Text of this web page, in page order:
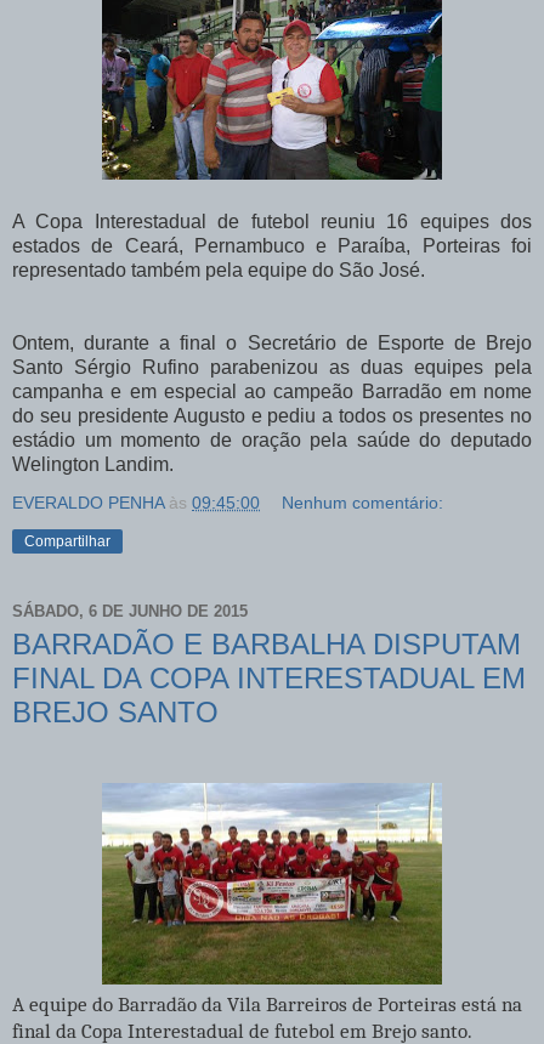
A Copa Interestadual de futebol reuniu 16 equipes dos
estados de Ceará, Pernambuco e Paraíba, Porteiras foi
representado também pela equipe do São José.
Ontem, durante a final o Secretário de Esporte de Brejo
Santo Sérgio Rufino parabenizou as duas equipes pela
campanha e em especial ao campeão Barradão em nome
do seu presidente Augusto e pediu a todos os presentes no
estádio um momento de oração pela saúde do deputado
Welington Landim.
EVERALDO PENHA às 09:45:00 Nenhum comentário:
Compartilhar
SÁBADO, 6 DE JUNHO DE 2015
BARRADÃO E BARBALHA DISPUTAM
FINAL DA COPA INTERESTADUAL EM
BREJO SANTO
A equipe do Barradão da Vila Barreiros de Porteiras está na
final da Copa Interestadual de futebol em Brejo santo.